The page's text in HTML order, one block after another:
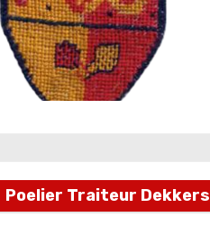
Poelier Traiteur Dekkers